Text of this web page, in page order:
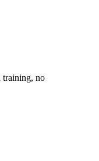
training, no